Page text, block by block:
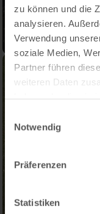
zu können und die
analysieren.
Verwendung
soziale Medien,
Partner führen
weiteren Daten
Notwendig
Präferenzen
Statistiken